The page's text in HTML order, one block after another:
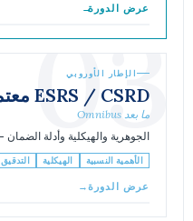
عرض الدورة→
03
الإطار الأوروبي
ESRS / CSRD معتمد
ما بعد Omnibus
الجوهرية والهيكلية وأدلة الضمان
الأهمية النسبية الهيكلية التدقيق
عرض الدورة→